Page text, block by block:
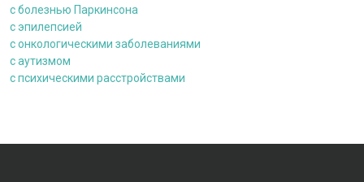
c болезнью Паркинсона
с эпилепсией
с онкологическими заболеваниями
c аутизмом
с психическими расстройствами